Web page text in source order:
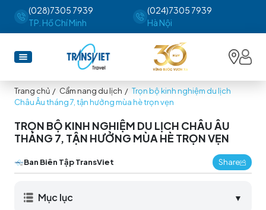
(028)7305 7939
TP. Hồ Chí Minh
(024)7305 7939
Hà Nội
Trang chủ / Cẩm nang du lịch / Trọn bộ kinh nghiệm du lịch
Châu Âu tháng 7, tận hưởng mùa hè trọn vẹn
TRỌN BỘ KINH NGHIỆM DU LỊCH CHÂU ÂU
THÁNG 7, TẬN HƯỞNG MÙA HÈ TRỌN VẸN
Ban Biên Tập TransViet Share
Mục lục ▼